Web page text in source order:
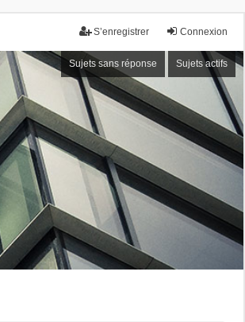
Connexion
S’enregistrer
Sujets sans réponse Sujets actifs